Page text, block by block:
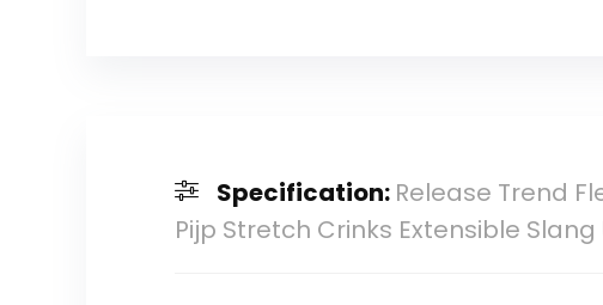
Specification: Release Trend
Pijp Stretch Crinks Extensible Slang